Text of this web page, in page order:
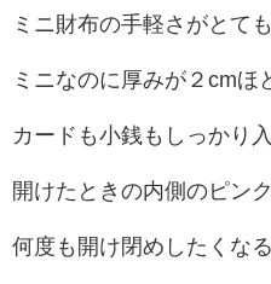
ミニ財布の手軽さがとて
ミニなのに厚みが２cmほ
カードも小銭もしっかり入
開けたときの内側のピン
何度も開け閉めしたくな